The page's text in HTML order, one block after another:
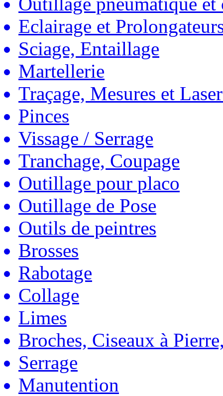
Eclairage et
Sciage, Entaillage
Martellerie
Traçage, Mesures et
Pinces
Vissage / Serrage
Tranchage, Coupage
Outillage pour placo
Outillage de Pose
Outils de peintres
Brosses
Rabotage
Collage
Limes
Broches, Ciseaux à
Serrage
Manutention